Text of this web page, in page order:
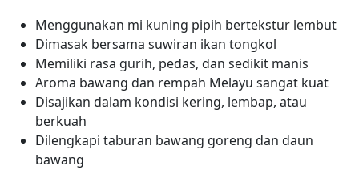
Menggunakan mi kuning pipih bertekstur lembut
Dimasak bersama suwiran ikan tongkol
Memiliki rasa gurih, pedas, dan sedikit manis
Aroma bawang dan rempah Melayu sangat kuat
Disajikan dalam kondisi kering, lembap, atau
berkuah
Dilengkapi taburan bawang goreng dan daun
bawang